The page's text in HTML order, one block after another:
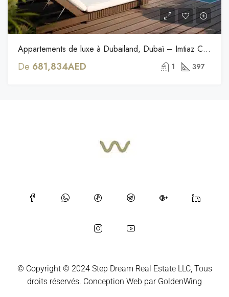
Appartements de luxe à Dubailand, Dubaï – Imtiaz Cove Edition
De 681,834AED 1 397
© Copyright © 2024 Step Dream Real Estate LLC, Tous
droits réservés. Conception Web par GoldenWing